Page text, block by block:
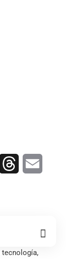
TelegramThreads
tecnología,